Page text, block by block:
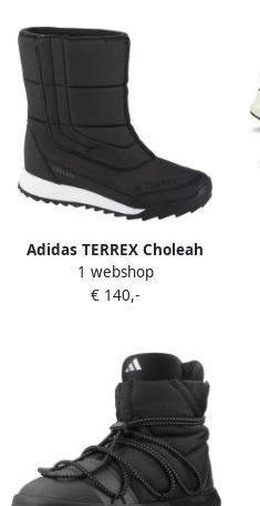
Adidas TERREX Choleah
COLD.RDY PrimaLoft Dames
Winterlaarzen Laarzen
1 webshop
€ 140,-